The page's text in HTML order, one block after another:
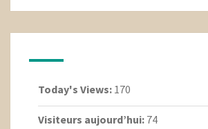
Today's Views: 170
Visiteurs aujourd’hui: 74